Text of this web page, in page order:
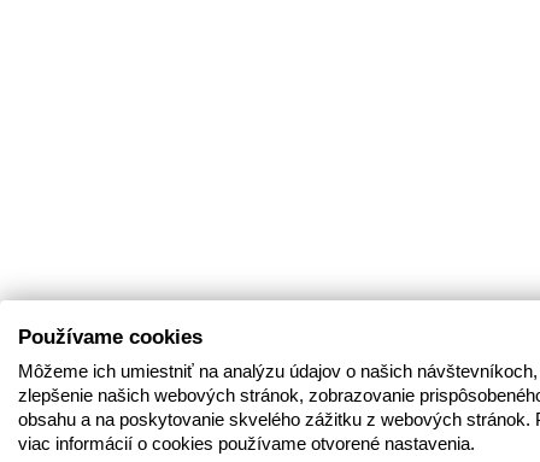
Používame cookies
Môžeme ich umiestniť na analýzu údajov o našich
zlepšenie našich webových stránok, zobrazovanie
obsahu a na poskytovanie skvelého zážitku z webových stránok.
viac informácií o cookies používame otvorené nastavenia.